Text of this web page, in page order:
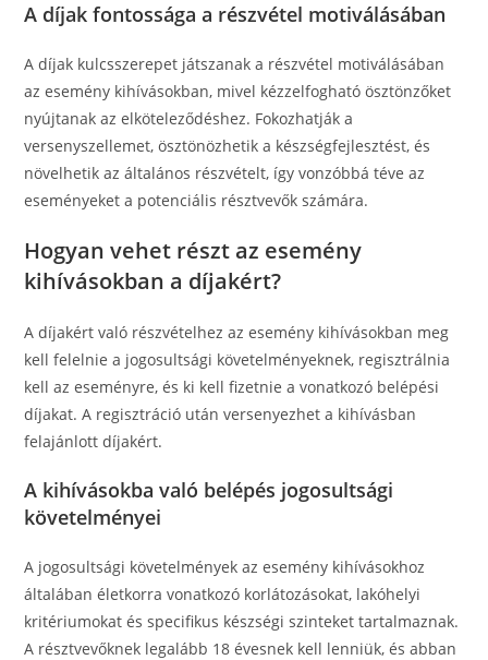
A díjak fontossága a részvétel motiválásában
A díjak kulcsszerepet játszanak a részvétel motiválásában
az esemény kihívásokban, mivel kézzelfogható ösztönzőket
nyújtanak az elköteleződéshez. Fokozhatják a
versenyszellemet, ösztönözhetik a készségfejlesztést, és
növelhetik az általános részvételt, így vonzóbbá téve az
eseményeket a potenciális résztvevők számára.
Hogyan vehet részt az esemény
kihívásokban a díjakért?
A díjakért való részvételhez az esemény kihívásokban meg
kell felelnie a jogosultsági követelményeknek, regisztrálnia
kell az eseményre, és ki kell fizetnie a vonatkozó belépési
díjakat. A regisztráció után versenyezhet a kihívásban
felajánlott díjakért.
A kihívásokba való belépés jogosultsági
követelményei
A jogosultsági követelmények az esemény kihívásokhoz
általában életkorra vonatkozó korlátozásokat, lakóhelyi
kritériumokat és specifikus készségi szinteket tartalmaznak.
A résztvevőknek legalább 18 évesnek kell lenniük, és abban